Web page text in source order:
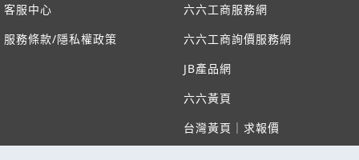
客服中心
服務條款/隱私權政策
六六工商服務網
六六工商詢價服務網
JB產品網
六六黃頁
台灣黃頁｜求報價